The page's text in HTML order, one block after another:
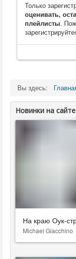
Только
оценивать,
плейлисты.
Вы здесь:
Новинки на сайте
На краю Оук-
Michael Giacchino